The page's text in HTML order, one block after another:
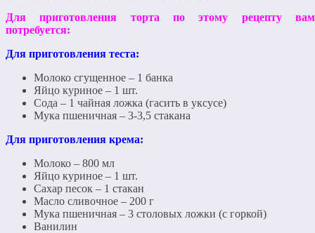
Для приготовления торта по этому рецепту вам
потребуется:
Для приготовления теста:
Молоко сгущенное – 1 банка
Яйцо куриное – 1 шт.
Сода – 1 чайная ложка (гасить в уксусе)
Мука пшеничная – 3-3,5 стакана
Для приготовления крема:
Молоко – 800 мл
Яйцо куриное – 1 шт.
Сахар песок – 1 стакан
Масло сливочное – 200 г
Мука пшеничная – 3 столовых ложки (с горкой)
Ванилин